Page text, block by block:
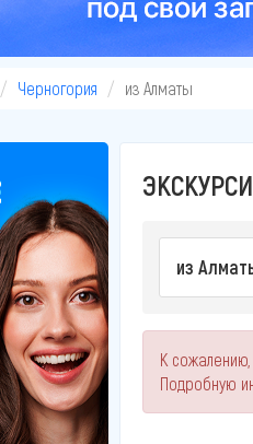
Черногория из Алматы
из
К
Подробную